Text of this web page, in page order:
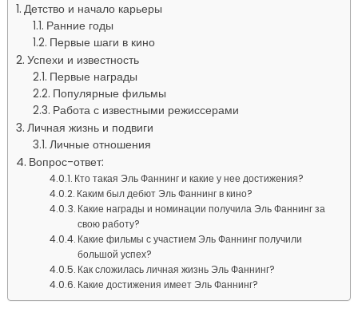
Детство и начало карьеры
Ранние годы
Первые шаги в кино
Успехи и известность
Первые награды
Популярные фильмы
Работа с известными режиссерами
Личная жизнь и подвиги
Личные отношения
Вопрос-ответ:
Кто такая Эль Фаннинг и какие у нее достижения?
Каким был дебют Эль Фаннинг в кино?
Какие награды и номинации получила Эль Фаннинг за
свою работу?
Какие фильмы с участием Эль Фаннинг получили
большой успех?
Как сложилась личная жизнь Эль Фаннинг?
Какие достижения имеет Эль Фаннинг?